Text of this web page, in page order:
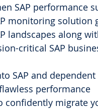
SAP performance
monitoring
landscapes along
critical SAP
SAP and
performance
confidently migrate